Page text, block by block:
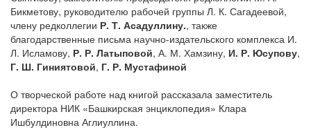
Бикметову, руководителю рабочей группы Л. К. Сагадеевой,
члену редколлегии Р. Т. Асадуллину., также
благодарственные письма научно-издательского комплекса И.
Л. Исламову, Р. Р. Латыповой, А. М. Хамзину, И. Р. Юсупову,
Г. Ш. Гиниятовой, Г. Р. Мустафиной
О творческой работе над книгой рассказала заместитель
директора НИК «Башкирская энциклопедия» Клара
Ишбулдиновна Аглиуллина.